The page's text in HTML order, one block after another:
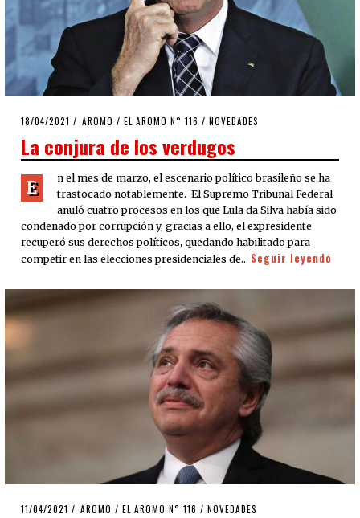
POSTED
18/04/2021 16/04/2021
AROMO / EL AROMO N° 116 / NOVEDADES
La conjura de los verdugos
E
n el mes de marzo, el escenario político brasileño se ha
trastocado notablemente. El Supremo Tribunal Federal
anuló cuatro procesos en los que Lula da Silva había sido
condenado por corrupción y, gracias a ello, el expresidente
recuperó sus derechos políticos, quedando habilitado para
competir en las elecciones presidenciales de… Seguir leyendo
POSTED
11/04/2021 10/04/2021
AROMO / EL AROMO N° 116 / NOVEDADES